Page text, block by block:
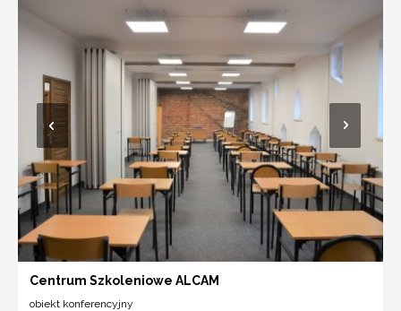
Centrum Szkoleniowe ALCAM
obiekt konferencyjny